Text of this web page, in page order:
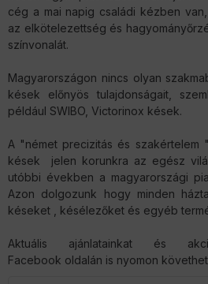
cég a mai napig családi kézben
az elkötelezettség és
színvonalát.
Magyarországon nincs olyan
kések előnyös tulajdonságait,
például SWIBO, Victorinox kések.
A "német precizitás és szakértelem
kések jelen korunkra az egész
utóbbi években a magyarországi
Azon dolgozunk hogy minden
késeket , késélezőket és egyéb
Aktuális ajánlatainkat és
Facebook oldalán is nyomon